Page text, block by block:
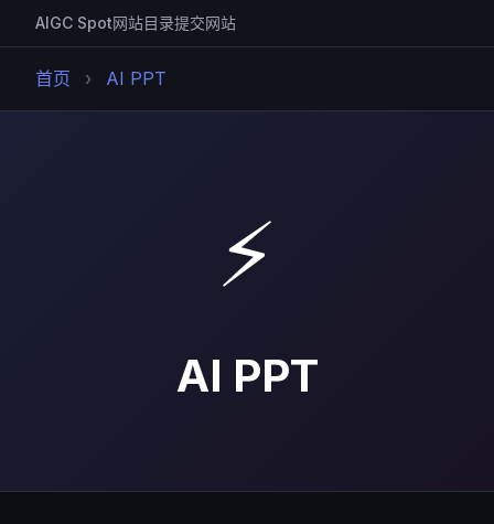
AIGC Spot网站目录提交网站
首页 › AI PPT
⚡
AI PPT